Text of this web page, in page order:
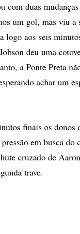
com duas
um gol, mas viu a
logo aos seis
deu uma
a Ponte Preta
achar um
finais os donos
em busca do
cruzado de
trave.